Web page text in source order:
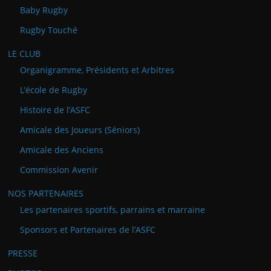
Baby Rugby
Rugby Touché
LE CLUB
Organigramme, Présidents et Arbitres
L’école de Rugby
Histoire de l’ASFC
Amicale des Joueurs (Séniors)
Amicale des Anciens
Commission Avenir
NOS PARTENAIRES
Les partenaires sportifs, parrains et marraine
Sponsors et Partenaires de l’ASFC
PRESSE